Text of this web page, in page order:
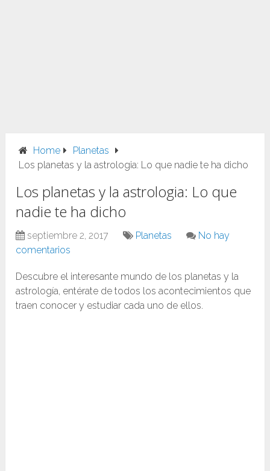
Home
Planetas
Los planetas y la astrologia: Lo que nadie te ha dicho
Los planetas y la astrologia: Lo que
nadie te ha dicho
septiembre 2, 2017 Planetas
No hay
comentarios
Descubre el interesante mundo de los planetas y la
astrología, entérate de todos los acontecimientos que
traen conocer y estudiar cada uno de ellos.